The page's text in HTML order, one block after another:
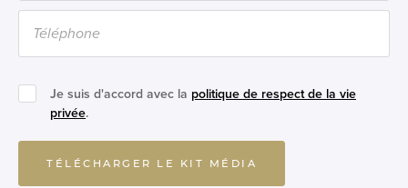
Je suis d'accord avec la politique de respect de la vie
privée.
TÉLÉCHARGER LE KIT MÉDIA